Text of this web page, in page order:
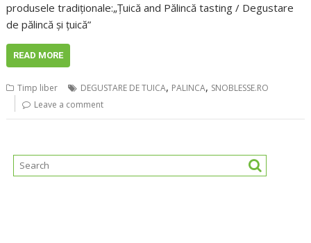
produsele tradiționale:„Țuică and Pălincă tasting / Degustare
de pălincă și țuică”
READ MORE
Timp liber DEGUSTARE DE TUICA, PALINCA, SNOBLESSE.RO
Leave a comment